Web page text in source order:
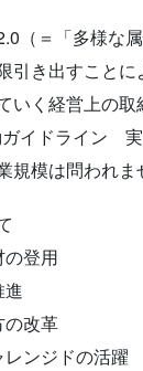
（＝「多様な属
引き出すことに
いく経営上の取
ガイドライン
模は問われま
登用
進
の改革
ンジドの活躍